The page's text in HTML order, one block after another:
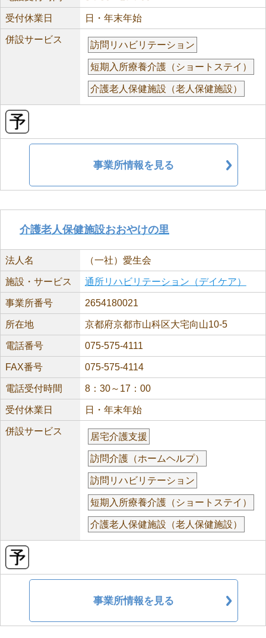
受付休業日 日・年末年始
併設サービス
訪問リハビリテーション
短期入所療養介護（ショートステイ）
介護老人保健施設（老人保健施設）
事業所情報を見る
介護老人保健施設おおやけの里
法人名 （一社）愛生会
施設・サービス 通所リハビリテーション（デイケア）
事業所番号 2654180021
所在地 京都府京都市山科区大宅向山10-5
電話番号 075-575-4111
FAX番号 075-575-4114
電話受付時間 8：30～17：00
受付休業日 日・年末年始
併設サービス
居宅介護支援
訪問介護（ホームヘルプ）
訪問リハビリテーション
短期入所療養介護（ショートステイ）
介護老人保健施設（老人保健施設）
事業所情報を見る